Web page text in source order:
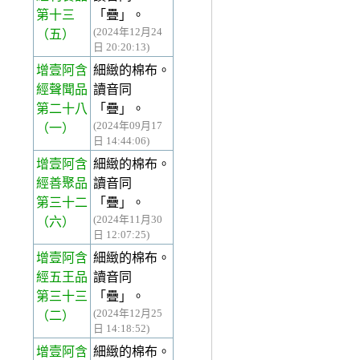
第十三
（五）
「疊」。
(2024年12月24
日 20:20:13)
增壹阿含
經聲聞品
第二十八
（一）
細緻的棉布。
讀音同
「疊」。
(2024年09月17
日 14:44:06)
增壹阿含
經善聚品
第三十二
（六）
細緻的棉布。
讀音同
「疊」。
(2024年11月30
日 12:07:25)
增壹阿含
經五王品
第三十三
（二）
細緻的棉布。
讀音同
「疊」。
(2024年12月25
日 14:18:52)
增壹阿含 細緻的棉布。